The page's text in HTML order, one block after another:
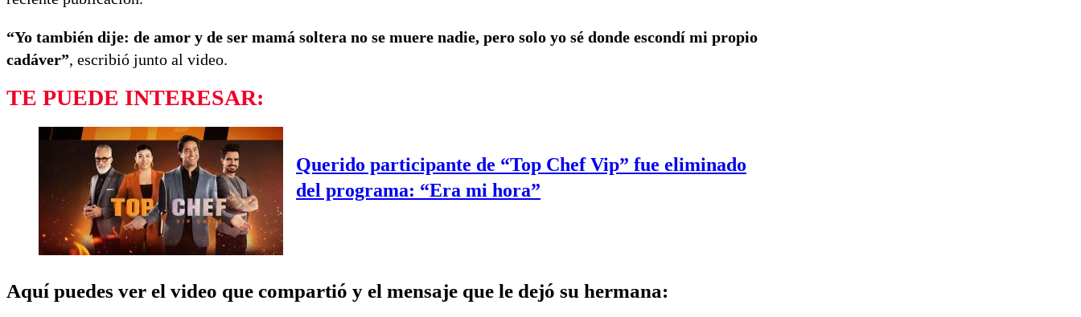
“Yo también dije: de amor y de ser mamá soltera no se muere nadie, pero solo yo sé donde escondí mi propio
cadáver”, escribió junto al video.
TE PUEDE INTERESAR:
Querido participante de “Top Chef Vip” fue eliminado
del programa: “Era mi hora”
Aquí puedes ver el video que compartió y el mensaje que le dejó su hermana: